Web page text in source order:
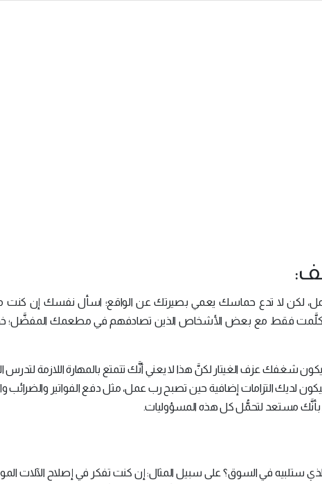
لكن لا تدع حماسك يعمي بصيرتك عن الواقع؛ اسأل نفسك إن كنت
تكلَّمت فقط مع بعض الأشخاص الذين تصادفهم في مطعمك المفضَّل؛
شغفك عزف الغيتار لكنَّ هذا لا يعني أنَّك تتمتع بالمهارة اللازمة لتدرس
لديك التزامات إضافية حين تصبح رب عمل، مثل دفع الفواتير والضرائب
بأنَّك مستعد لتحمُّل كل هذه المسؤوليات.
ستلبيه في السوق؟ على سبيل المثال: إن كنت تفكر في إصلاح الآلات